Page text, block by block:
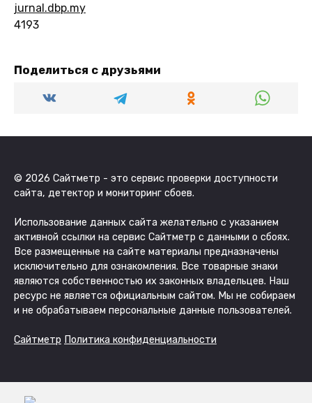
jurnal.dbp.my
4193
Поделиться с друзьями
© 2026 Сайтметр - это сервис проверки доступности
сайта, детектор и мониторинг сбоев.
Использование данных сайта желательно с указанием
активной ссылки на сервис Сайтметр с данными о сбоях.
Все размещенные на сайте материалы предназначены
исключительно для ознакомления. Все товарные знаки
являются собственностью их законных владельцев. Наш
ресурс не является официальным сайтом. Мы не собираем
и не обрабатываем персональные данные пользователей.
Сайтметр Политика конфиденциальности